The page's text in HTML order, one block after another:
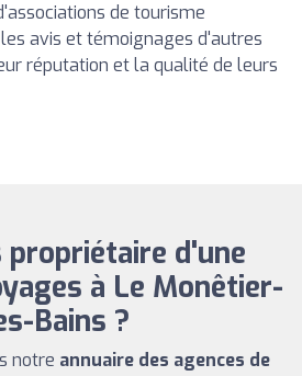
de tourisme
avis et témoignages d'autres
réputation et la qualité de leurs
propriétaire d'une
à Le Monêtier-
Bains ?
notre annuaire des agences de